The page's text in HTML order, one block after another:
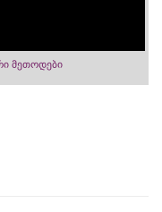
მეთოდები